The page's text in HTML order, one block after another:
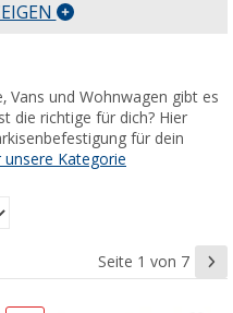
und Wohnwagen gibt es
die richtige für dich? Hier
für dein
unsere Kategorie
Seite 1 von 7